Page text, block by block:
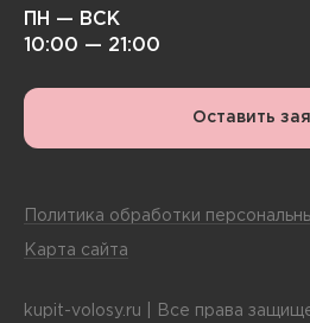
ПН — ВСК
10:00 — 21:00
Оставить
Политика обработки
Карта сайта
kupit-volosy.ru | Все права